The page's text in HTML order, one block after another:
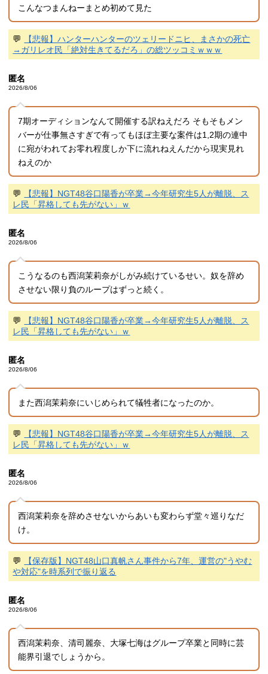
こんなつまんねーまとめ初めて見た
💬
【悲報】ハンターハンターのツェリードニヒ、まさかの死亡
→ガリレオ民「絶対生きてるだろ」の総ツッコミｗｗｗ
匿名
2026/8/06
7期オーディションなんて開催する訳ねえだろ そもそもメン
バーが仕事無さすぎで有ってもほぼ主要な案件は1,2期の連中
に宛がわれてお零れ程度しか下に流れねえんだから現実見れ
ねえのか
💬
【悲報】NGT48谷口陽香が卒業→今年研究生5人が離脱、ス
レ民「昇格しても先がない」ｗ
匿名
2026/8/06
こうなるのも西潟茉莉奈がしがみ続けているせい。奴を辞め
させない限り負のループはずっと続く。
💬
【悲報】NGT48谷口陽香が卒業→今年研究生5人が離脱、ス
レ民「昇格しても先がない」ｗ
匿名
2026/8/06
また西潟茉莉奈にいじめられて犠牲者になったのか。
💬
【悲報】NGT48谷口陽香が卒業→今年研究生5人が離脱、ス
レ民「昇格しても先がない」ｗ
匿名
2026/8/06
西潟茉莉奈を辞めさせないからあいも変わらず堂々巡りなだ
け。
💬
【保存版】NGT48山口真帆さん事件から7年、運営の"うやむ
や対応"を時系列で振り返る
匿名
2026/8/06
西潟茉莉奈、清司麗奈、大塚七海はグループ卒業と同時に芸
能界引退でしょうから。